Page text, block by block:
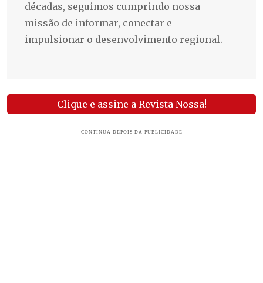
décadas, seguimos cumprindo nossa
missão de informar, conectar e
impulsionar o desenvolvimento regional.
Clique e assine a Revista Nossa!